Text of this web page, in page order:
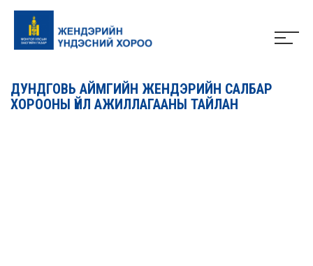
ДУНДГОВЬ АЙМГИЙН ЖЕНДЭРИЙН САЛБАР
ХОРООНЫ ҮЙЛ АЖИЛЛАГААНЫ ТАЙЛАН